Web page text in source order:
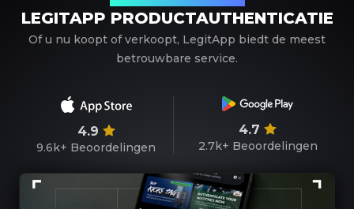
LEGITAPP PRODUCTAUTHENTICATIE
Of u nu koopt of verkoopt, LegitApp biedt de meest
betrouwbare service.
4.9
9.6k+ Beoordelingen
4.7
2.7k+ Beoordelingen